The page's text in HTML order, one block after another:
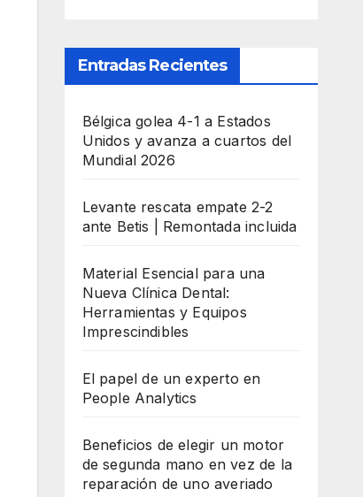
Entradas Recientes
Bélgica golea 4-1 a Estados
Unidos y avanza a cuartos del
Mundial 2026
Levante rescata empate 2-2
ante Betis | Remontada incluida
Material Esencial para una
Nueva Clínica Dental:
Herramientas y Equipos
Imprescindibles
El papel de un experto en
People Analytics
Beneficios de elegir un motor
de segunda mano en vez de la
reparación de uno averiado